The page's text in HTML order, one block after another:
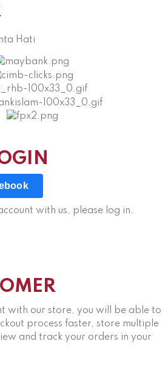
Hati
with us, please log in.
with our store, you will be able to
process faster, store multiple
and track your orders in your